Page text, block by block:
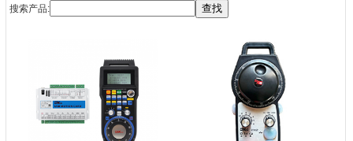
搜索产品: